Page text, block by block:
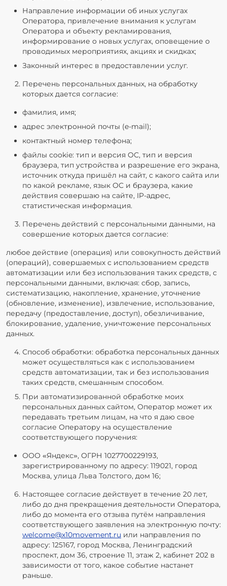
Направление информации об иных услугах
Оператора, привлечение внимания к услугам
Оператора и объекту рекламирования,
информирование о новых услугах, оповещение о
проводимых мероприятиях, акциях и скидках;
Законный интерес в предоставлении услуг.
Перечень персональных данных, на обработку
которых дается согласие:
фамилия, имя;
адрес электронной почты (e-mail);
контактный номер телефона;
файлы cookie: тип и версия ОС, тип и версия
браузера, тип устройства и разрешение его экрана,
источник откуда пришёл на сайт, с какого сайта или
по какой рекламе, язык ОС и браузера, какие
действия совершаю на сайте, IP-адрес,
статистическая информация.
Перечень действий с персональными данными, на
совершение которых дается согласие:
любое действие (операция) или совокупность действий
(операций), совершаемых с использованием средств
автоматизации или без использования таких средств, с
персональными данными, включая: сбор, запись,
систематизацию, накопление, хранение, уточнение
(обновление, изменение), извлечение, использование,
передачу (предоставление, доступ), обезличивание,
блокирование, удаление, уничтожение персональных
данных.
Способ обработки: обработка персональных данных
может осуществляться как с использованием
средств автоматизации, так и без использования
таких средств, смешанным способом.
При автоматизированной обработке моих
персональных данных сайтом, Оператор может их
передавать третьим лицам, на что я даю свое
согласие Оператору на осуществление
соответствующего поручения:
ООО «Яндекс», ОГРН 1027700229193,
зарегистрированному по адресу: 119021, город
Москва, улица Льва Толстого, дом 16;
Настоящее согласие действует в течение 20 лет,
либо до дня прекращения деятельности Оператора,
либо до момента его отзыва путём направления
соответствующего заявления на электронную почту:
welcome@x10movement.ru или направления по
адресу: 125167, город Москва, Ленинградский
проспект, дом 36, строение 11, этаж 2, кабинет 202 в
зависимости от того, какое событие настанет
раньше.